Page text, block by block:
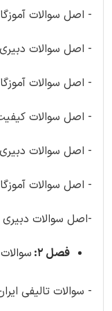
- اصل سوالات آموزگار ابتدایی
- اصل سوالات دبیری و
- اصل سوالات آموزگار
- اصل سوالات کیفیت بخشی 14
- اصل سوالات دبیری و هنرآموز
- اصل سوالات آموزگار
-اصل سوالات دبیری و هنرآموز
فصل 2:
- سوالات تالیفی